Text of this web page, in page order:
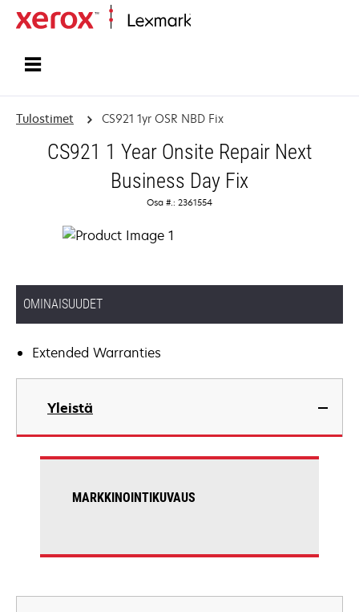
Tulostimet CS921 1yr OSR NBD Fix
CS921 1 Year Onsite Repair Next
Business Day Fix
Osa #.: 2361554
OMINAISUUDET
Extended Warranties
Yleistä
MARKKINOINTIKUVAUS